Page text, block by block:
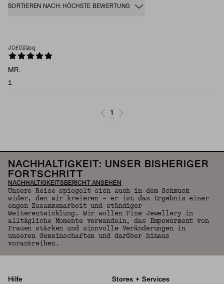
SORTIEREN NACH: HÖCHSTE BEWERTUNG
JCfUZQsq
MR.
1
1
NACHHALTIGKEIT: UNSER BISHERIGER
FORTSCHRITT
NACHHALTIGKEITSBERICHT ANSEHEN
Unsere Reise spiegelt sich auch in dem Schmuck
wider, den wir kreieren – er ist das Ergebnis einer
engen Zusammenarbeit und ständiger
Weiterentwicklung. Wir wollen Fine Jewellery in
alltägliche Momente verwandeln, das Empowerment von
Frauen stärken und sinnvolle Veränderungen in
unseren Gemeinschaften und darüber hinaus
vorantreiben.
Hilfe Stores + Services